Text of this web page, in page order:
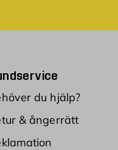
du hjälp?
& ångerrätt